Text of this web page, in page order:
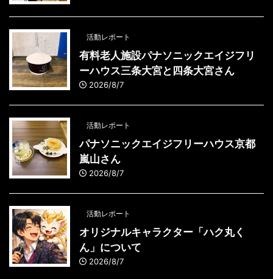
活動レポート
有料老人施設パナソニックエイジフリ
ーハウス三条大宮と四条大宮さん
2026/8/7
活動レポート
パナソニックエイジフリーハウス京都
嵐山さん
2026/8/7
活動レポート
オリジナルキャラクター「ハク丸く
ん」について
2026/8/7